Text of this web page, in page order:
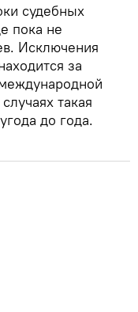
судебных
пока не
Исключения
за
такая
до года.